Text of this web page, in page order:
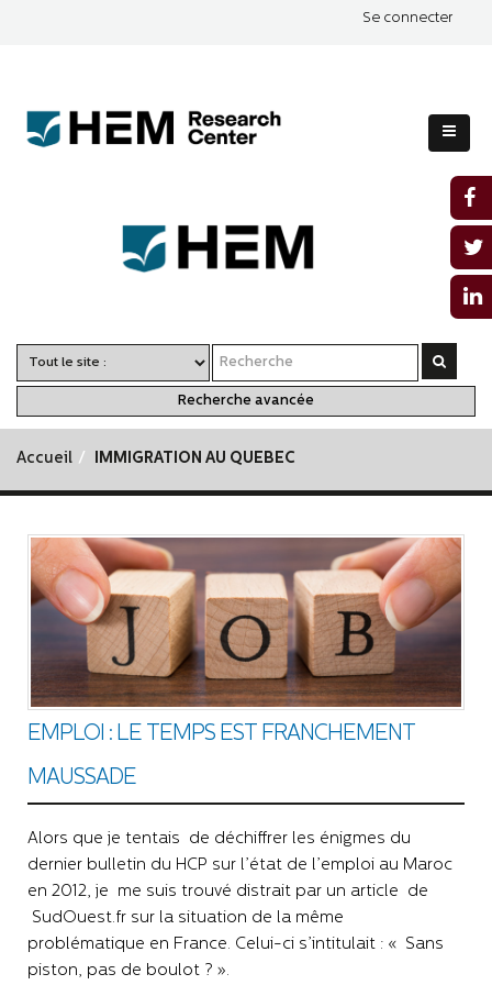
Se connecter
Recherche avancée
Accueil IMMIGRATION AU QUEBEC
EMPLOI : LE TEMPS EST FRANCHEMENT
MAUSSADE
Alors que je tentais de déchiffrer les énigmes du
dernier bulletin du HCP sur l’état de l’emploi au Maroc
en 2012, je me suis trouvé distrait par un article de
SudOuest.fr sur la situation de la même
problématique en France. Celui-ci s’intitulait : « Sans
piston, pas de boulot ? ».